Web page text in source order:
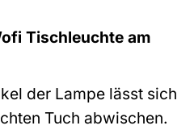
Tischleuchte am
der Lampe lässt sich
Tuch abwischen.